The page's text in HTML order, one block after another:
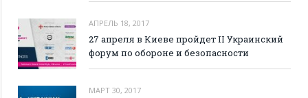
АПРЕЛЬ 18, 2017
27 апреля в Киеве пройдет II Украинский
форум по обороне и безопасности
МАРТ 30, 2017